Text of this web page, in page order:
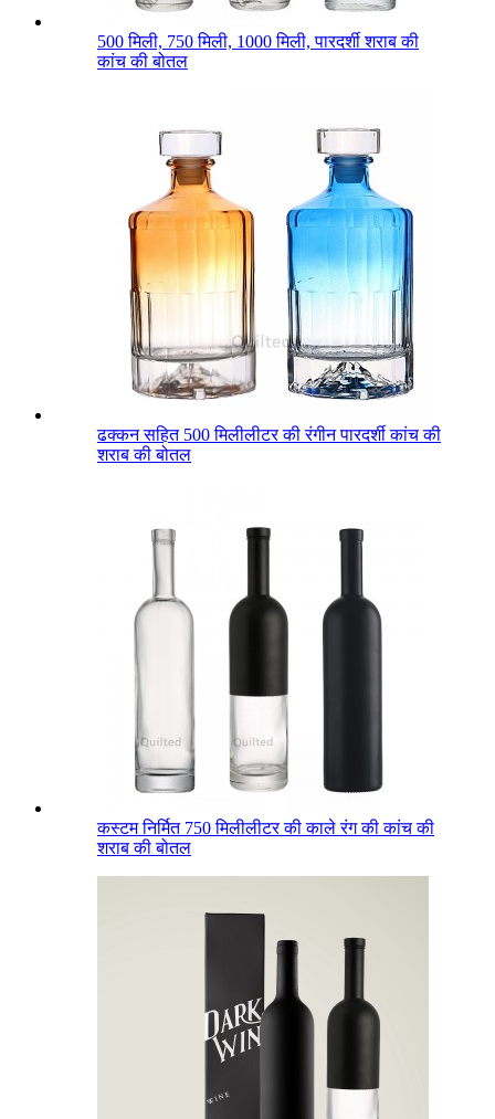
500 मिली, 750 मिली, 1000 मिली, पारदर्शी शराब की
कांच की बोतल
ढक्कन सहित 500 मिलीलीटर की रंगीन पारदर्शी कांच की
शराब की बोतल
कस्टम निर्मित 750 मिलीलीटर की काले रंग की कांच की
शराब की बोतल